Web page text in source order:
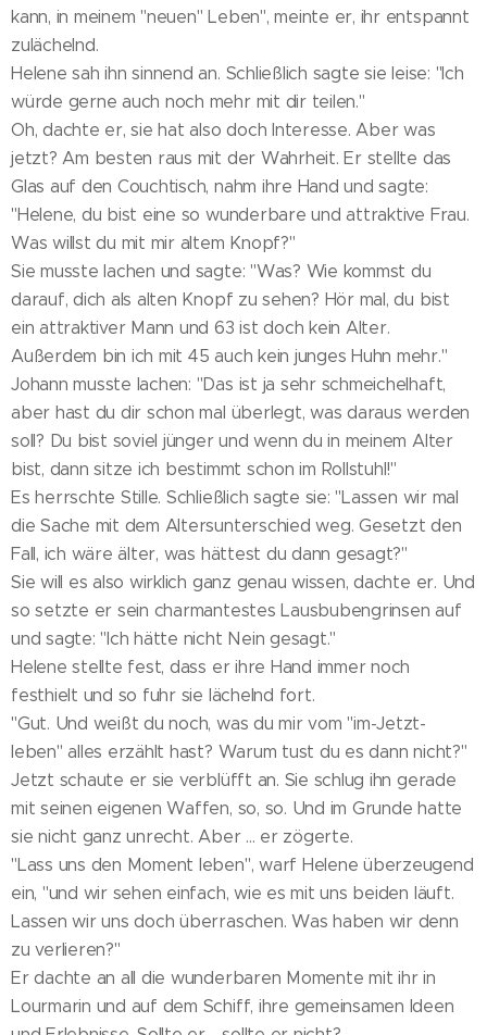
kann, in meinem "neuen" Leben", meinte er, ihr entspannt
zulächelnd.
Helene sah ihn sinnend an. Schließlich sagte sie leise: "Ich
würde gerne auch noch mehr mit dir teilen."
Oh, dachte er, sie hat also doch Interesse. Aber was
jetzt? Am besten raus mit der Wahrheit. Er stellte das
Glas auf den Couchtisch, nahm ihre Hand und sagte:
"Helene, du bist eine so wunderbare und attraktive Frau.
Was willst du mit mir altem Knopf?"
Sie musste lachen und sagte: "Was? Wie kommst du
darauf, dich als alten Knopf zu sehen? Hör mal, du bist
ein attraktiver Mann und 63 ist doch kein Alter.
Außerdem bin ich mit 45 auch kein junges Huhn mehr."
Johann musste lachen: "Das ist ja sehr schmeichelhaft,
aber hast du dir schon mal überlegt, was daraus werden
soll? Du bist soviel jünger und wenn du in meinem Alter
bist, dann sitze ich bestimmt schon im Rollstuhl!"
Es herrschte Stille. Schließlich sagte sie: "Lassen wir mal
die Sache mit dem Altersunterschied weg. Gesetzt den
Fall, ich wäre älter, was hättest du dann gesagt?"
Sie will es also wirklich ganz genau wissen, dachte er. Und
so setzte er sein charmantestes Lausbubengrinsen auf
und sagte: "Ich hätte nicht Nein gesagt."
Helene stellte fest, dass er ihre Hand immer noch
festhielt und so fuhr sie lächelnd fort.
"Gut. Und weißt du noch, was du mir vom "im-Jetzt-
leben" alles erzählt hast? Warum tust du es dann nicht?"
Jetzt schaute er sie verblüfft an. Sie schlug ihn gerade
mit seinen eigenen Waffen, so, so. Und im Grunde hatte
sie nicht ganz unrecht. Aber ... er zögerte.
"Lass uns den Moment leben", warf Helene überzeugend
ein, "und wir sehen einfach, wie es mit uns beiden läuft.
Lassen wir uns doch überraschen. Was haben wir denn
zu verlieren?"
Er dachte an all die wunderbaren Momente mit ihr in
Lourmarin und auf dem Schiff, ihre gemeinsamen Ideen